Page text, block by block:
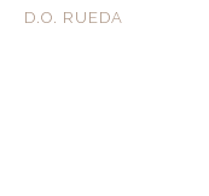
D.O. RUEDA